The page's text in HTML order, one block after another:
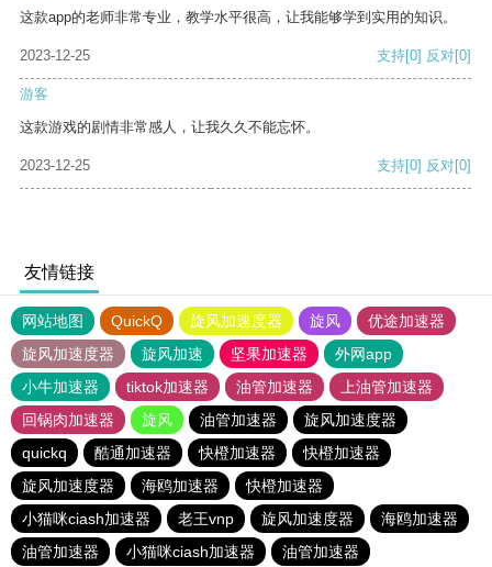
这款app的老师非常专业，教学水平很高，让我能够学到实用的知识。
2023-12-25 支持[0] 反对[0]
游客
这款游戏的剧情非常感人，让我久久不能忘怀。
2023-12-25 支持[0] 反对[0]
友情链接
网站地图 QuickQ 旋风加速度器 旋风
优途加速器
旋风加速度器
旋风加速 坚果加速器
外网app
小牛加速器
tiktok加速器 油管加速器
上油管加速器
回锅肉加速器
旋风 油管加速器
旋风加速度器
quickq
酷通加速器 快橙加速器
快橙加速器
旋风加速度器
海鸥加速器
快橙加速器
小猫咪ciash加速器
老王vnp 旋风加速度器
海鸥加速器
油管加速器
小猫咪ciash加速器 油管加速器